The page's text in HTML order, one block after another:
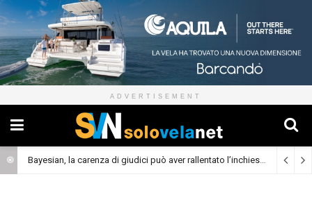
ADVERTISEMENT
Bayesian, la carenza di giudici può aver rallentato l’inchiesta (Cronaca)